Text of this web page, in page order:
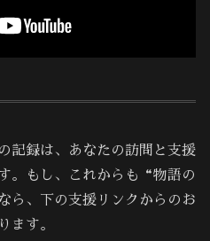
録は、あなたの訪問と支援
。もし、これからも“物語の
ら、下の支援リンクからのお
ます。